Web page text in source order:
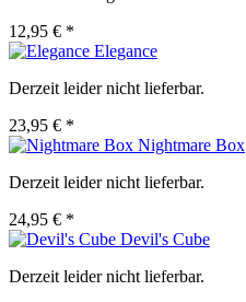
12,95 € *
Elegance
Derzeit leider nicht lieferbar.
23,95 € *
Nightmare Box
Derzeit leider nicht lieferbar.
24,95 € *
Devil's Cube
Derzeit leider nicht lieferbar.